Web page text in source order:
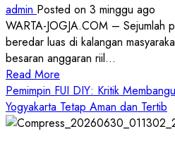
admin Posted on 3 minggu ago
WARTA-JOGJA.COM – Sejumlah
beredar luas di kalangan
besaran anggaran riil...
Read More
more
about
Anggaran
Pemimpin FUI DIY: Kritik
Yogyakarta Tetap Aman dan Tertib